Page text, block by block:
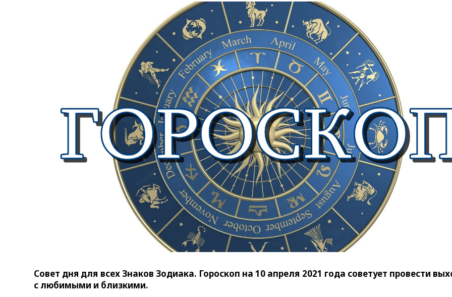
Совет дня для всех Знаков Зодиака. Гороскоп на 10 апреля 2021 года советует провести
с любимыми и близкими.